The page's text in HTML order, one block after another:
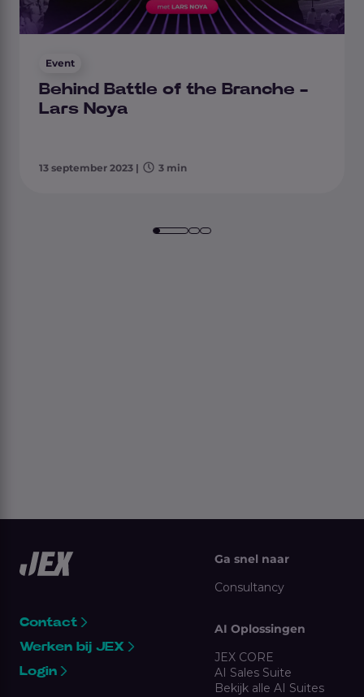
13 september 2023 | 3 min
Event
Behind Battle of the Branche -
Lars Noya
Contact
Werken bij JEX
Login
Ga snel naar
Consultancy
AI Oplossingen
JEX CORE
AI Sales Suite
Bekijk alle AI Suites